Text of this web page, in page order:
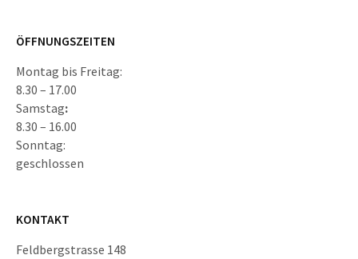
ÖFFNUNGSZEITEN
Montag bis Freitag:
8.30 – 17.00
Samstag:
8.30 – 16.00
Sonntag:
geschlossen
KONTAKT
Feldbergstrasse 148